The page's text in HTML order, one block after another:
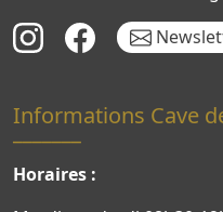
Informations Cave
Horaires :